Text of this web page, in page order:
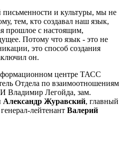
письменности и культуры, мы не
тем, кто создавал наш язык,
прошлое с настоящим,
Потому что язык - это не
это способ создания
он.
центре ТАСС
Отдела по взаимоотношениям
Владимир Легойда, зам.
Александр Журавский, главный
лейтенант Валерий